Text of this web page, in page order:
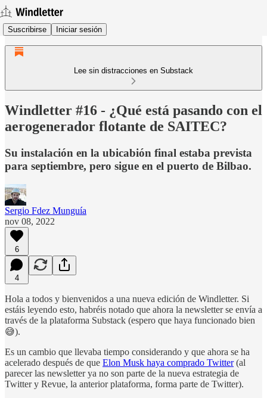
Suscribirse Iniciar sesión
Lee sin distracciones en Substack
Windletter #16 - ¿Qué está pasando con el
aerogenerador flotante de SAITEC?
Su instalación en la ubicabión final estaba prevista
para septiembre, pero sigue en el puerto de Bilbao.
Sergio Fdez Munguía
nov 08, 2022
6
4
Hola a todos y bienvenidos a una nueva edición de Windletter. Si
estáis leyendo esto, habréis notado que ahora la newsletter se envía a
través de la plataforma Substack (espero que haya funcionado bien
😅).
Es un cambio que llevaba tiempo considerando y que ahora se ha
acelerado después de que Elon Musk haya comprado Twitter(al
parecer las newsletter ya no son parte de la nueva estrategia de
Twitter y Revue, la anterior plataforma, forma parte de Twitter).